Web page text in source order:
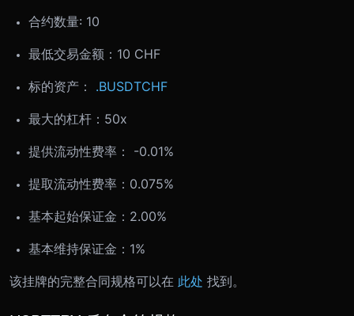
合约数量: 10
最低交易金额： 10 CHF
标的资产： .BUSDTCHF
最大的杠杆：50x
提供流动性费率： -0.01%
提取流动性费率：0.075%
基本起始保证金：2.00%
基本维持保证金：1%
该挂牌的完整合同规格可以在 此处 找到。